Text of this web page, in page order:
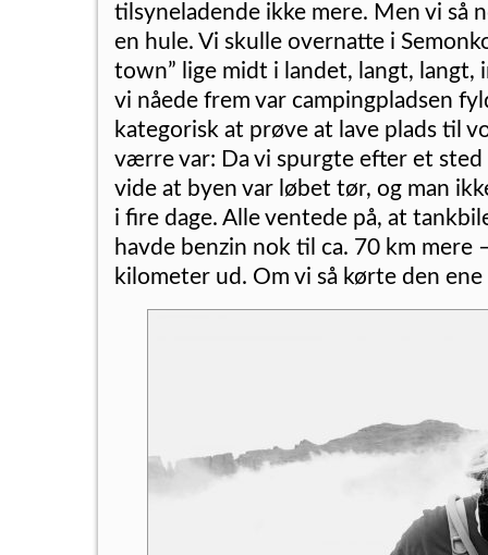
tilsyneladende ikke mere. Men vi så
en hule. Vi skulle overnatte i
town” lige midt i landet, langt, langt,
vi nåede frem var campingpladsen
kategorisk at prøve at lave plads til
værre var: Da vi spurgte efter et sted
vide at byen var løbet tør, og man
i fire dage. Alle ventede på, at
havde benzin nok til ca. 70 km mere
kilometer ud. Om vi så kørte den